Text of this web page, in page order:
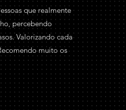
que realmente
percebendo
Valorizando cada
muito os